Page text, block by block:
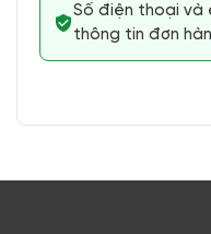
Số điện thoại và
thông tin đơn